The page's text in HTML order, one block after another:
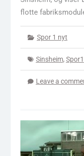
flotte
Spor 1 nyt
Sinsheim, Spor1
Leave a